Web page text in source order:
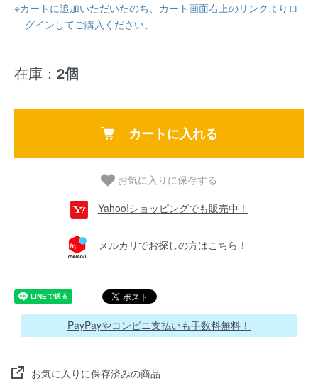
※カートに追加いただいたのち、カート画面右上のリンクよりロ
グインしてご購入ください。
在庫： 2個
カートに入れる
お気に入りに保存する
Yahoo!ショッピングでも販売中！
メルカリでお探しの方はこちら！
PayPayやコンビニ支払いも手数料無料！
お気に入りに保存済みの商品